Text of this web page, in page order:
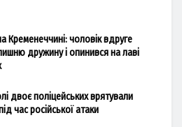
Кременеччині: чоловік вдруге
дружину і опинився на лаві
двоє поліцейських врятували
час російської атаки